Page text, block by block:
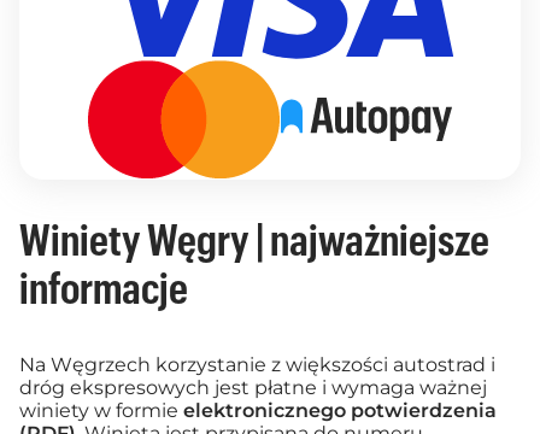
Winiety Węgry | najważniejsze
informacje
Na Węgrzech korzystanie z większości autostrad i
dróg ekspresowych jest płatne i wymaga ważnej
winiety w formie elektronicznego potwierdzenia